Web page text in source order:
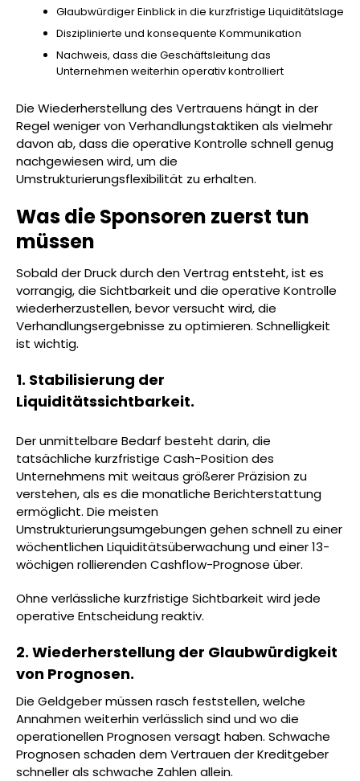
Glaubwürdiger Einblick in die kurzfristige Liquiditätslage
Disziplinierte und konsequente Kommunikation
Nachweis, dass die Geschäftsleitung das
Unternehmen weiterhin operativ kontrolliert
Die Wiederherstellung des Vertrauens hängt in der
Regel weniger von Verhandlungstaktiken als vielmehr
davon ab, dass die operative Kontrolle schnell genug
nachgewiesen wird, um die
Umstrukturierungsflexibilität zu erhalten.
Was die Sponsoren zuerst tun
müssen
Sobald der Druck durch den Vertrag entsteht, ist es
vorrangig, die Sichtbarkeit und die operative Kontrolle
wiederherzustellen, bevor versucht wird, die
Verhandlungsergebnisse zu optimieren. Schnelligkeit
ist wichtig.
1. Stabilisierung der
Liquiditätssichtbarkeit.
Der unmittelbare Bedarf besteht darin, die
tatsächliche kurzfristige Cash-Position des
Unternehmens mit weitaus größerer Präzision zu
verstehen, als es die monatliche Berichterstattung
ermöglicht. Die meisten
Umstrukturierungsumgebungen gehen schnell zu einer
wöchentlichen Liquiditätsüberwachung und einer 13-
wöchigen rollierenden Cashflow-Prognose über.
Ohne verlässliche kurzfristige Sichtbarkeit wird jede
operative Entscheidung reaktiv.
2. Wiederherstellung der Glaubwürdigkeit
von Prognosen.
Die Geldgeber müssen rasch feststellen, welche
Annahmen weiterhin verlässlich sind und wo die
operationellen Prognosen versagt haben. Schwache
Prognosen schaden dem Vertrauen der Kreditgeber
schneller als schwache Zahlen allein.